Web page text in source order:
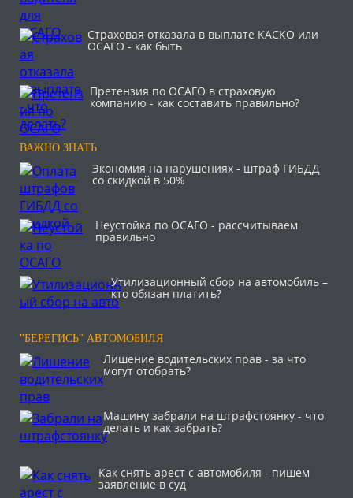
Страховая отказала в выплате КАСКО или
ОСАГО - как быть
Претензия по ОСАГО в страховую
компанию - как составить правильно?
ВАЖНО ЗНАТЬ
Экономия на нарушениях - штраф ГИБДД
со скидкой в 50%
Неустойка по ОСАГО - рассчитываем
правильно
Утилизационный сбор на автомобиль –
кто обязан платить?
"БЕРЕГИСЬ" АВТОМОБИЛЯ
Лишение водительских прав - за что
могут отобрать?
Машину забрали на штрафстоянку - что
делать и как забрать?
Как снять арест с автомобиля - пишем
заявление в суд